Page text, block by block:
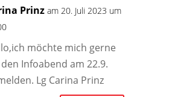
Prinz am 20. Juli 2023 um
möchte mich gerne
Infoabend am 22.9.
Lg Carina Prinz